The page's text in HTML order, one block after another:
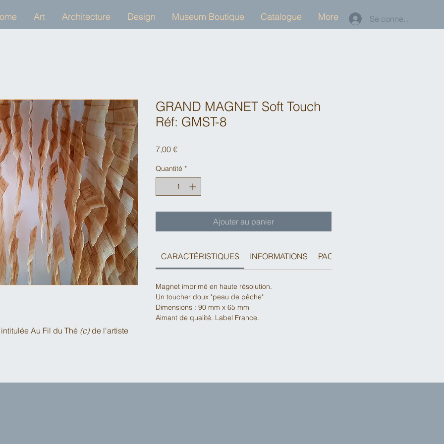
Art Architecture Design Museum Boutique Catalogue More Se connecter
Au Fil du Thé (c) de l'artiste
GRAND MAGNET Soft Touch
Réf: GMST-8
7,00 €Prix
Quantité *
Ajouter au panier
CARACTÉRISTIQUES INFORMATIONS PACKAGING
Magnet imprimé en haute résolution.
Un toucher doux "peau de pêche"
Dimensions : 90 mm x 65 mm
Aimant de qualité. Label France.